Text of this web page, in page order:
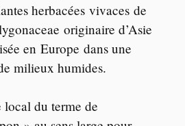
herbacées vivaces de
originaire d’Asie
en Europe dans une
milieux humides.
local du terme de